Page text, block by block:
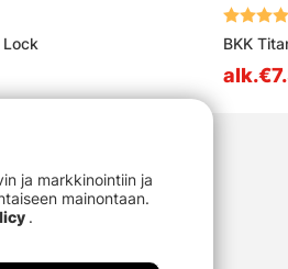
Arvio:
BKK
ja markkinointiin ja
mainontaan.
.